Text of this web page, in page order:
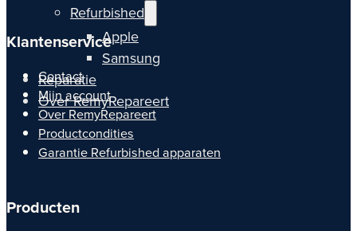
Refurbished
Apple
Samsung
Reparatie
Over RemyRepareert
Klantenservice
Contact
Mijn account
Over RemyRepareert
Productcondities
Garantie Refurbished apparaten
Producten